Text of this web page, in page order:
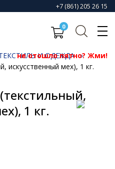
+7 (861) 205 26 15
0
не отошло пятно? Жми!
И ОДЕЖДА
искусственный мех), 1 кг.
1 кг.